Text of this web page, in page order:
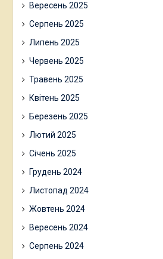
Вересень 2025
Серпень 2025
Липень 2025
Червень 2025
Травень 2025
Квітень 2025
Березень 2025
Лютий 2025
Січень 2025
Грудень 2024
Листопад 2024
Жовтень 2024
Вересень 2024
Серпень 2024